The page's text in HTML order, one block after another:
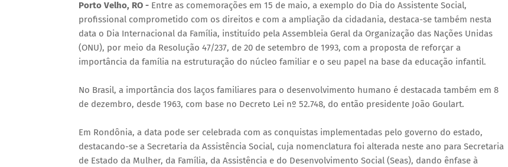
Porto Velho, RO - Entre as comemorações em 15 de maio, a exemplo do Dia do Assistente Social,
profissional comprometido com os direitos e com a ampliação da cidadania, destaca-se também nesta
data o Dia Internacional da Família, instituído pela Assembleia Geral da Organização das Nações Unidas
(ONU), por meio da Resolução 47/237, de 20 de setembro de 1993, com a proposta de reforçar a
importância da família na estruturação do núcleo familiar e o seu papel na base da educação infantil.
No Brasil, a importância dos laços familiares para o desenvolvimento humano é destacada também em 8
de dezembro, desde 1963, com base no Decreto Lei nº 52.748, do então presidente João Goulart.
Em Rondônia, a data pode ser celebrada com as conquistas implementadas pelo governo do estado,
destacando-se a Secretaria da Assistência Social, cuja nomenclatura foi alterada neste ano para Secretaria
de Estado da Mulher, da Família, da Assistência e do Desenvolvimento Social (Seas), dando ênfase à